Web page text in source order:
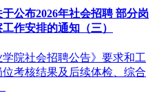
公布2026年社会招聘 部分岗
作安排的通知（三）
院社会招聘公告》要求和工
考核结果及后续体检、综合